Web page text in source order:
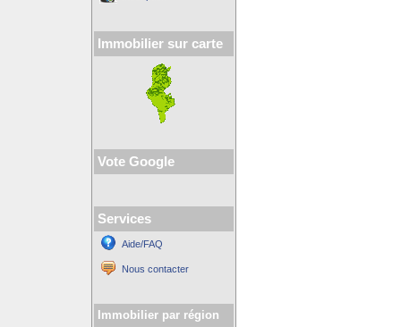
Immobilier sur carte
Vote Google
Services
Aide/FAQ
Nous contacter
Immobilier par région